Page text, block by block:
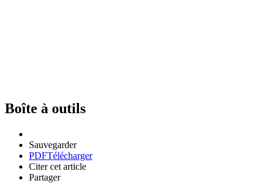
Boîte à outils
Sauvegarder
PDFTélécharger
Citer cet article
Partager